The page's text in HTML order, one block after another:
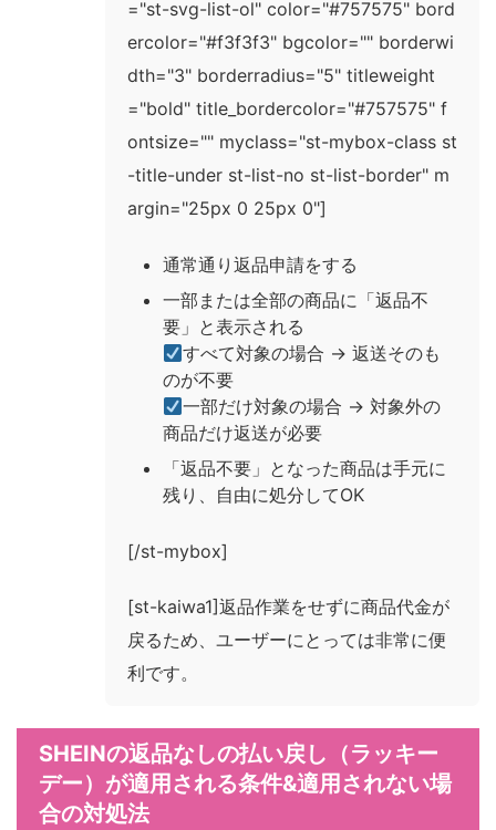
="st-svg-list-ol" color="#757575" bord
ercolor="#f3f3f3" bgcolor="" borderwi
dth="3" borderradius="5" titleweight
="bold" title_bordercolor="#757575" f
ontsize="" myclass="st-mybox-class st
-title-under st-list-no st-list-border" m
argin="25px 0 25px 0"]
通常通り返品申請をする
一部または全部の商品に「返品不
要」と表示される
すべて対象の場合 → 返送そのも
のが不要
一部だけ対象の場合 → 対象外の
商品だけ返送が必要
「返品不要」となった商品は手元に
残り、自由に処分してOK
[/st-mybox]
[st-kaiwa1]返品作業をせずに商品代金が
戻るため、ユーザーにとっては非常に便
利です。
SHEINの返品なしの払い戻し（ラッキー
デー）が適用される条件&適用されない場
合の対処法